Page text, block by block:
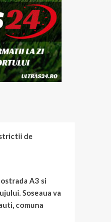
de
A3 si
Soseaua va
comuna